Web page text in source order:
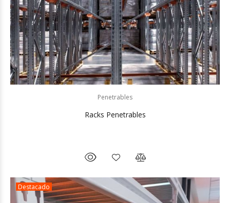
Penetrables
Racks Penetrables
Destacado